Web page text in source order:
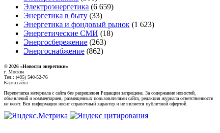
Электроэнергетика (6 659)
Энергетика в быту (33)
Энергетика и фондовый рынок (1 623)
Энергетические СМИ (18)
Энергосбережение (263)
Энергоснабжение (862)
© 2026 «Новости энеретики»
г. Москва
Тел.: (495) 540-52-76
Карта сайта
Перепечатка материала с сайта без разрешения Редакции запрещена. За содержание новостей,
объявлений и комментариев, размещенных пользователями сайта, редакция журнала ответственности
не несет. Вся информация носит справочный характер и не является публичной офертой.